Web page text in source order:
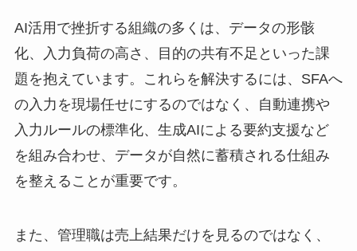
AI活用で挫折する組織の多くは、データの形骸
化、入力負荷の高さ、目的の共有不足といった課
題を抱えています。これらを解決するには、SFAへ
の入力を現場任せにするのではなく、自動連携や
入力ルールの標準化、生成AIによる要約支援など
を組み合わせ、データが自然に蓄積される仕組み
を整えることが重要です。
また、管理職は売上結果だけを見るのではなく、